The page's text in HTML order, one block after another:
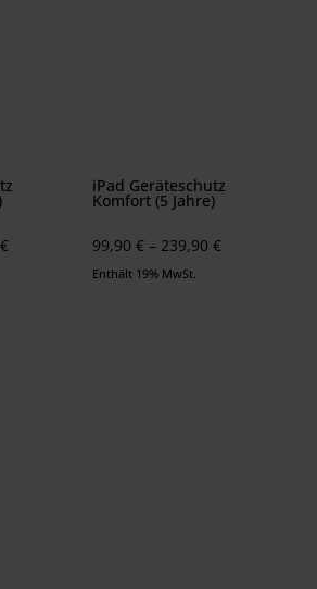
€Preisspanne:
iPad Geräteschutz
Komfort (5 Jahre)
99,90€ – 239,90€Preisspanne:
Enthält 19% MwSt.